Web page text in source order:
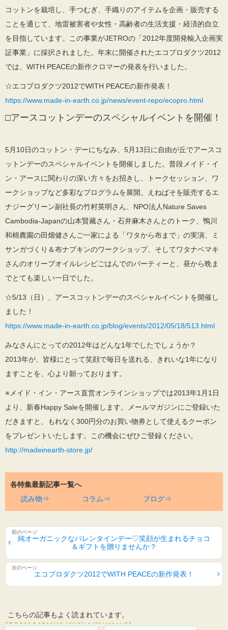
コットンを栽培し、手つむぎ、手織りのアイテムを企画・販売する
ことを通じて、地雷被害者や女性・高齢者の生活支援・経済的自立
を目指しています。この事業がJETROの「2012年度開発輸入企画実
証事業」に採択されました。年末に開催されたエコプロダクツ2012
では、WITH PEACEの新作クロマーの発表を行いました。
☆エコプロダクツ2012でWITH PEACEの新作発表！
https://www.made-in-earth.co.jp/news/event-repo/ecopro.html
□アースコットンデーのスペシャルイベントを開催！
5月10日のコットン・デーにちなみ、5月13日に自由が丘でアースコ
ットンデーのスペシャルイベントを開催しました。普段メイド・イ
ン・アースに関わりの深い方々をお招きし、トークセッション、ワ
ークショップなど多彩なプログラムを展開。えねぱそを販売するエ
ナジーグリーン副社長の竹村英明さん、NPO法人Nature Saves
Cambodia-Japanの山本賢藏さん・石井麻木さんとのトーク、鴨川
和棉農園の田畑健さんご一家による「ワタから布まで」の実演、ミ
サンガづくり＆布ナプキンのワークショップ、そしてワタナベマキ
さんのオリーブオイルレシピごはんでのパーティーと、昼から晩ま
でとても楽しい一日でした。
☆5/13（日）、アースコットンデーのスペシャルイベントを開催し
ました！
https://www.made-in-earth.co.jp/blog/events/2012/05/18/513.html
みなさんにとっての2012年はどんな1年でしたでしょうか？
2013年が、皆様にとって笑顔で毎日を送れる、きれいな1年になり
ますことを、心より願っております。
※メイド・イン・アース直営オンラインショップでは2013年1月1日
より、新春Happy Saleを開催します。メールマガジンにご登録いた
だきますと、もれなく300円分のお買い物券として使えるクーポン
をプレゼントいたします。この機会にぜひご登録ください。
http://madeinearth-store.jp/
各特集最新記事一覧へ
読み物⇒
コラム⇒ ブログ⇒
純オーガニックなバレンタインデー♡笑顔が生まれるチョコ
＆ギフトを贈りませんか？
エコプロダクツ2012でWITH PEACEの新作発表！
こちらの記事もよく読まれています。